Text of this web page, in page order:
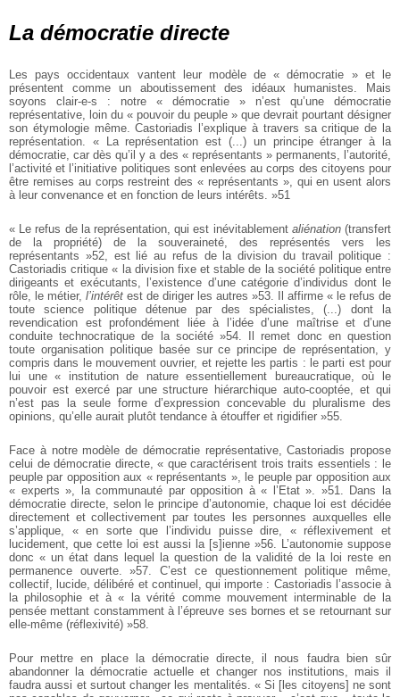
La démocratie directe
Les pays occidentaux vantent leur modèle de « démocratie » et le
présentent comme un aboutissement des idéaux humanistes. Mais
soyons clair-e-s : notre « démocratie » n’est qu’une démocratie
représentative, loin du « pouvoir du peuple » que devrait pourtant désigner
son étymologie même. Castoriadis l’explique à travers sa critique de la
représentation. « La représentation est (...) un principe étranger à la
démocratie, car dès qu’il y a des « représentants » permanents, l’autorité,
l’activité et l’initiative politiques sont enlevées au corps des citoyens pour
être remises au corps restreint des « représentants », qui en usent alors
à leur convenance et en fonction de leurs intérêts. »51
« Le refus de la représentation, qui est inévitablement aliénation(transfert
de la propriété) de la souveraineté, des représentés vers les
représentants »52, est lié au refus de la division du travail politique :
Castoriadis critique « la division fixe et stable de la société politique entre
dirigeants et exécutants, l’existence d’une catégorie d’individus dont le
rôle, le métier, l’intérêt est de diriger les autres »53. Il affirme « le refus de
toute science politique détenue par des spécialistes, (...) dont la
revendication est profondément liée à l’idée d’une maîtrise et d’une
conduite technocratique de la société »54. Il remet donc en question
toute organisation politique basée sur ce principe de représentation, y
compris dans le mouvement ouvrier, et rejette les partis : le parti est pour
lui une « institution de nature essentiellement bureaucratique, où le
pouvoir est exercé par une structure hiérarchique auto-cooptée, et qui
n’est pas la seule forme d’expression concevable du pluralisme des
opinions, qu’elle aurait plutôt tendance à étouffer et rigidifier »55.
Face à notre modèle de démocratie représentative, Castoriadis propose
celui de démocratie directe, « que caractérisent trois traits essentiels : le
peuple par opposition aux « représentants », le peuple par opposition aux
« experts », la communauté par opposition à « l’Etat ». »51. Dans la
démocratie directe, selon le principe d’autonomie, chaque loi est décidée
directement et collectivement par toutes les personnes auxquelles elle
s’applique, « en sorte que l’individu puisse dire, « réflexivement et
lucidement, que cette loi est aussi la [s]ienne »56. L’autonomie suppose
donc « un état dans lequel la question de la validité de la loi reste en
permanence ouverte. »57. C’est ce questionnement politique même,
collectif, lucide, délibéré et continuel, qui importe : Castoriadis l’associe à
la philosophie et à « la vérité comme mouvement interminable de la
pensée mettant constamment à l’épreuve ses bornes et se retournant sur
elle-même (réflexivité) »58.
Pour mettre en place la démocratie directe, il nous faudra bien sûr
abandonner la démocratie actuelle et changer nos institutions, mais il
faudra aussi et surtout changer les mentalités. « Si [les citoyens] ne sont